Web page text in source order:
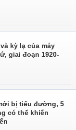
kỳ lạ của máy
giai đoạn 1920-
bị tiểu đường, 5
có thể khiến